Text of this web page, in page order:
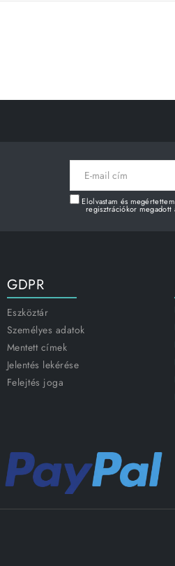
E-
mail
Elolvastam és
regisztrációkor megadott
GDPR
Eszköztár
Személyes adatok
Mentett címek
Jelentés lekérése
Felejtés joga